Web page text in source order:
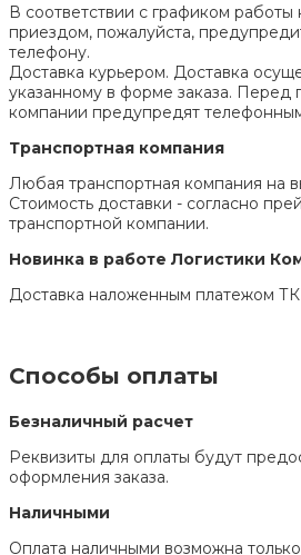
В соответствии с графиком
приездом, пожалуйста,
телефону.
Доставка курьером. Доставка
указанному в форме заказа. Перед
компании предупредят
Транспортная компания
Любая транспортная компания на
Стоимость доставки - согласно
транспортной компании.
Новинка в работе Логистики
Доставка наложенным платежом
Способы оплаты
Безналичный расчет
Реквизиты для оплаты будут
оформления заказа.
Наличными
Оплата наличными возможна